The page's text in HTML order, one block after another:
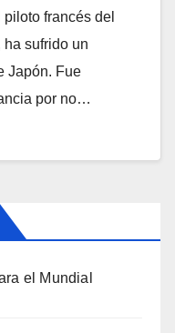
francés del
sufrido un
Japón. Fue
por no…
el Mundial